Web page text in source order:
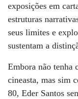
exposições em
estruturas
seus limites e
sustentam a
Embora não tenha
cineasta, mas sim
80, Eder Santos